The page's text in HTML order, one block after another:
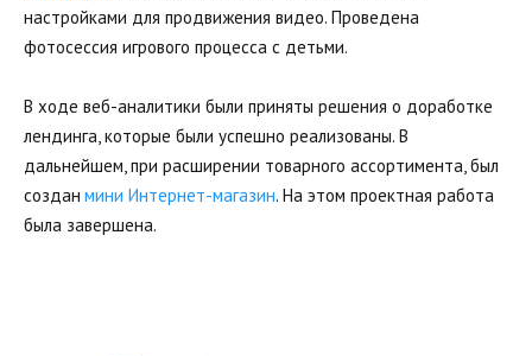
настройками для продвижения видео. Проведена
фотосессия игрового процесса с детьми.
В ходе веб-аналитики были приняты решения о доработке
лендинга, которые были успешно реализованы. В
дальнейшем, при расширении товарного ассортимента, был
создан мини Интернет-магазин. На этом проектная работа
была завершена.